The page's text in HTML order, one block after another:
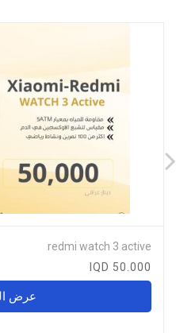
redmi watch 3 active
50.000 IQD
عرض